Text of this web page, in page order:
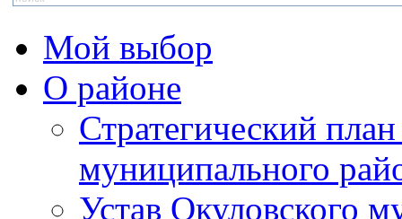
Мой выбор
О районе
Стратегический
муниципального
Устав Окуловского